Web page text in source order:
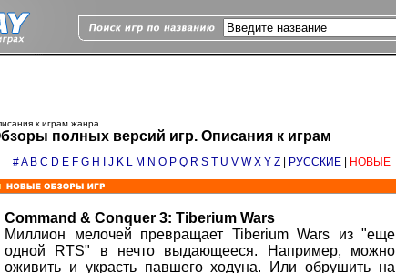
к играм жанра
полных версий игр. Описания к играм
#A B C D E F G H J K L M N O P Q R S T U V W X Y Z| РУССКИЕ| НОВЫЕ
Command & Conquer 3: Tiberium Wars
Миллион мелочей превращает Tiberium Wars из "еще
одной RTS" в нечто выдающееся. Например, можно
оживить и украсть павшего ходуна. Или обрушить на